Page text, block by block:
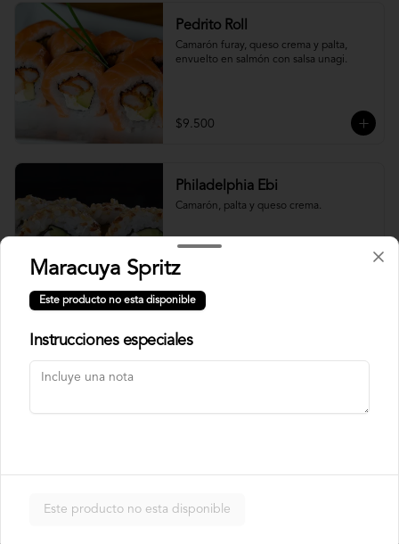
Pedrito Roll
Camarón furay, queso crema y palta,
envuelto en salmón con salsa unagi.
$9.500
Philadelphia Ebi
Camarón, palta y queso crema.
Philadelphia Roll
Rainbow Roll
Maracuya Spritz
Este producto no esta disponible
Instrucciones especiales
Este producto no esta disponible